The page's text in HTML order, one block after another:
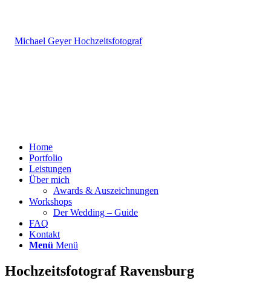
Home
Portfolio
Leistungen
Über mich
Awards & Auszeichnungen
Workshops
Der Wedding – Guide
FAQ
Kontakt
Menü Menü
Hochzeitsfotograf Ravensburg